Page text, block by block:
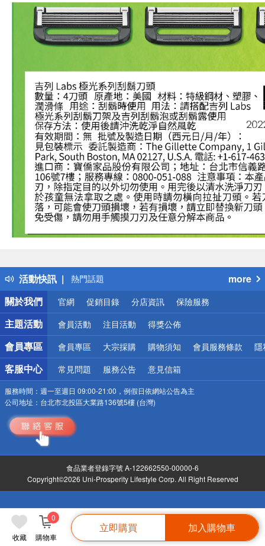
收藏 購物車
0
立即購買 加入購物車
活動快訊
偏遠地區配送
得獎公告
熱門話題
銀行優惠
偏遠地區配送
詐騙網頁！請小心！
more
關於我們
官網 促銷目錄 分店資訊 保險服務
主題活動 會員活動 注目活動 得獎公佈
會員專區 會員專區 大宗採購 購物須知 會員服務條款 隱
客服中心 常見問題 服務公告 意見信箱
服務時間： 週一至週日 09:00-21:00，例假日依網站公告為主
公司地址： 台北市北投區大業路136號5樓 (台灣)
食品業者登錄字號 A-122662550-00000-6
Copyright©2026 Uni-Prosperity Lifestyle Corp. All Right Reserved